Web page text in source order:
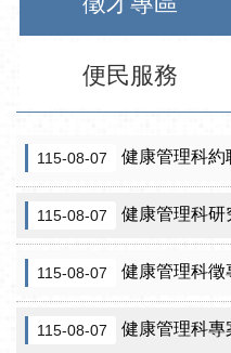
便民服務
115-08-07 健康管理科約聘稽查員
115-08-07 健康管理科研
115-08-07 健康管理科徵
115-08-07 健康管理科專